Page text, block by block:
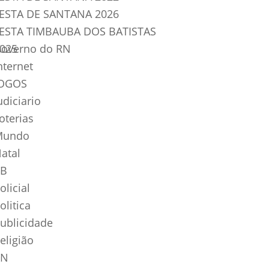
DE SANTANA 2026
TIMBAUBA DOS BATISTAS
do RN